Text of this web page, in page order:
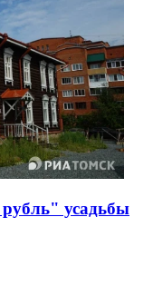
усадьбы